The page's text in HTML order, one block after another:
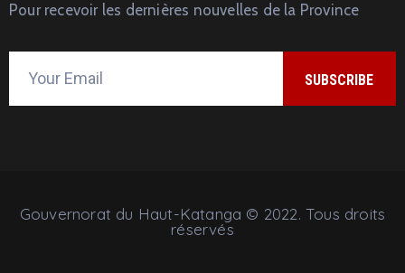
Pour recevoir les dernières nouvelles de la Province
Gouvernorat du Haut-Katanga © 2022. Tous droits
réservés